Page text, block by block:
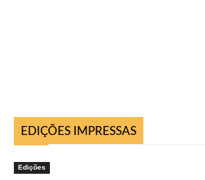
EDIÇÕES IMPRESSAS
Edições